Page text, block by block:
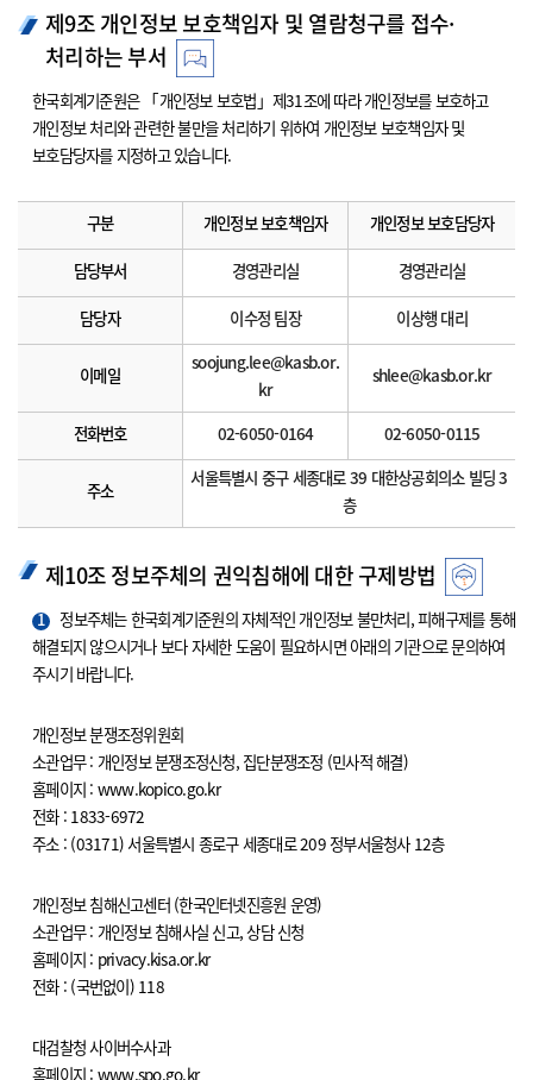
제9조 개인정보 보호책임자 및 열람청구를 접수·
처리하는 부서
한국회계기준원은 「개인정보 보호법」제31조에 따라 개인정보를 보호하고
개인정보 처리와 관련한 불만을 처리하기 위하여 개인정보 보호책임자 및
보호담당자를 지정하고 있습니다.
구분 개인정보 보호책임자 개인정보 보호담당자
담당부서 경영관리실 경영관리실
담당자 이수정 팀장 이상행 대리
이메일
soojung.lee@kasb.or.
kr
shlee@kasb.or.kr
전화번호 02-6050-0164 02-6050-0115
주소
서울특별시 중구 세종대로 39 대한상공회의소 빌딩 3
층
제10조 정보주체의 권익침해에 대한 구제방법
1
정보주체는 한국회계기준원의 자체적인 개인정보 불만처리, 피해구제를 통해
해결되지 않으시거나 보다 자세한 도움이 필요하시면 아래의 기관으로 문의하여
주시기 바랍니다.
개인정보 분쟁조정위원회
소관업무 : 개인정보 분쟁조정신청, 집단분쟁조정 (민사적 해결)
홈페이지 : www.kopico.go.kr
전화 : 1833-6972
주소 : (03171) 서울특별시 종로구 세종대로 209 정부서울청사 12층
개인정보 침해신고센터 (한국인터넷진흥원 운영)
소관업무 : 개인정보 침해사실 신고, 상담 신청
홈페이지 : privacy.kisa.or.kr
전화 : (국번없이) 118
대검찰청 사이버수사과
홈페이지 : www.spo.go.kr